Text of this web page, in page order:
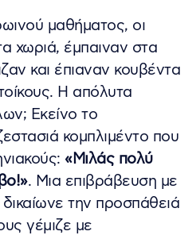
μαθήματος, οι
χωριά, έμπαιναν στα
και έπιαναν κουβέντα
Η απόλυτα
Εκείνο το
κομπλιμέντο που
«Μιλάς πολύ
. Μια επιβράβευση με
την προσπάθειά
γέμιζε με